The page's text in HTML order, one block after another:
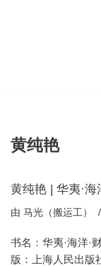
黄纯艳
黄纯艳 | 华夷·
由 马光（搬运工）
书名：华夷·海洋·
版：上海人民出版